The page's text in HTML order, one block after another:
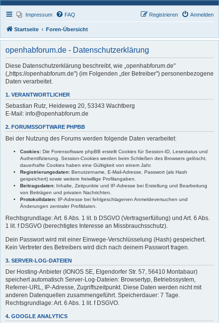
Impressum FAQ Anmelden
Registrieren
Startseite Foren-Übersicht
openhabforum.de - Datenschutzerklärung
Diese Datenschutzerklärung beschreibt, wie „openhabforum.de"
(„https://openhabforum.de") (im Folgenden „der Betreiber") personenbezogene
Daten verarbeitet.
1. VERANTWORTLICHER
Sebastian Rutz, Heideweg 20, 53343 Wachtberg
E-Mail: info@openhabforum.de
2. FORUMSSOFTWARE PHPBB
Bei der Nutzung des Forums werden folgende Daten verarbeitet:
Cookies: Die Forensoftware phpBB erstellt Cookies für Session-ID, Lesestatus und
Authentifizierung. Session-Cookies werden beim Schließen des Browsers gelöscht,
dauerhafte Cookies haben eine Gültigkeit von einem Jahr.
Registrierungsdaten: Benutzername, E-Mail-Adresse, Passwort (als Hash
gespeichert) sowie weitere freiwillige Profilangaben.
Beitragsdaten: Inhalte, Zeitpunkte und IP-Adresse bei Erstellung und Bearbeitung
von Beiträgen und privaten Nachrichten.
Protokolldaten: IP-Adresse bei fehlgeschlagenen Anmeldeversuchen und
Änderungen zentraler Profildaten.
Rechtsgrundlage: Art. 6 Abs. 1 lit. b DSGVO (Vertragserfüllung) und Art. 6 Abs.
1 lit. f DSGVO (berechtigtes Interesse an Missbrauchsschutz).
Dein Passwort wird mit einer Einwege-Verschlüsselung (Hash) gespeichert.
Kein Vertreter des Betreibers wird dich nach deinem Passwort fragen.
3. SERVER-LOG-DATEIEN
Der Hosting-Anbieter (IONOS SE, Elgendorfer Str. 57, 56410 Montabaur)
speichert automatisch Server-Log-Dateien: Browsertyp, Betriebssystem,
Referrer-URL, IP-Adresse, Zugriffszeitpunkt. Diese Daten werden nicht mit
anderen Datenquellen zusammengeführt. Speicherdauer: 7 Tage.
Rechtsgrundlage: Art. 6 Abs. 1 lit. f DSGVO.
4. GOOGLE ANALYTICS